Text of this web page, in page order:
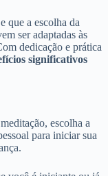
que a escolha da
ser adaptadas às
dedicação e prática
significativos
escolha a
para iniciar sua